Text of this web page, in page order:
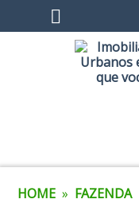
HOME » FAZENDA